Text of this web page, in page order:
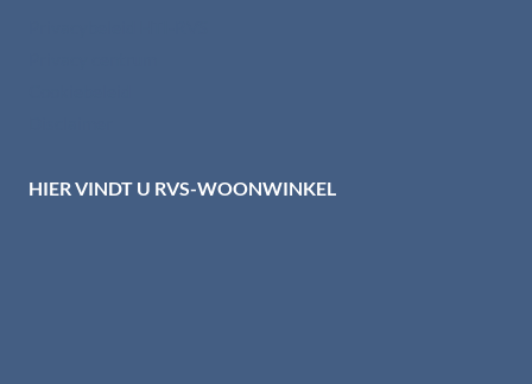
HIER VINDT U RVS-WOONWINKEL